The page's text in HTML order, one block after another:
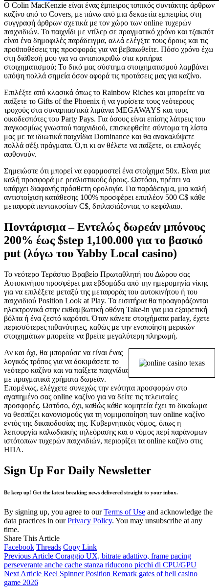
Ο Colin MacKenzie είναι ένας έμπειρος τοπικός συντάκτης άρθρων
καζίνο από το Covers, με πάνω από μια δεκαετία εμπειρίας στη
συγγραφή άρθρων σχετικά με τον χώρο των online τυχερών
παιχνιδιών. Το παιχνίδι με ντίλερ σε πραγματικό χρόνο και τζακπότ
είναι ένα δημοφιλές παράδειγμα, αλλά ελέγξτε τους όρους και τις
προϋποθέσεις της προσφοράς για να βεβαιωθείτε. Πόσο χρόνο έχω
στη διάθεσή μου για να ανταποκριθώ στα κριτήρια
στοιχηματισμού; Το δικό μας σύστημα στοιχηματισμού λαμβάνει
υπόψη πολλά σημεία όσον αφορά τις προτάσεις μας για καζίνο.
Επιλέξτε από κλασικά όπως το Rainbow Riches και μπορείτε να
παίξετε το Gifts of the Phoenix ή να γυρίσετε τους νεότερους
τροχούς στα συναρπαστικά λιμάνια MEGAWAYS και τους
οικοδεσπότες του Party Pays. Για όσους είναι επίσης λάτρεις του
παγκοσμίως γνωστού παιχνιδιού, επισκεφθείτε σύντομα τη λίστα
μας με τα ιδιωτικά παιχνίδια Dominance και θα ανακαλύψετε
πολλά σέξι πράγματα. Ό,τι κι αν θέλετε να παίξετε, οι επιλογές
αφθονούν.
Σημειώστε ότι μπορεί να εφαρμοστεί ένα στοίχημα 50x. Είναι μια
καλή προσφορά με ρεαλιστικούς όρους. Ωστόσο, πρέπει να
υπάρχει διαφανής πρόσθετη ορολογία. Για παράδειγμα, μια καλή
αντιστοίχιση κατάθεσης 100% προσφέρει επιπλέον 500 C$ κάθε
μεταφορά πεντακοσίων C$, διπλασιάζοντας το κεφάλαιο.
Ποντάρισμα – Εντελώς δωρεάν μπόνους
200% έως $step 1,100.000 για το βασικό
put (λόγω του Yabby Local casino)
Το νεότερο Τεράστιο Βραβείο Πρωταθλητή του Δώρου σας
Αυτοκινήτου προσφέρει μια εβδομάδα από την ημερομηνία νίκης
για να επιλέξετε μεταξύ της μεταφοράς του αυτοκινήτου ή του
παιχνιδιού Position Look at Play. Τα εισιτήρια θα προαγοράζονται
ηλεκτρονικά στην εκθαμβωτική οθόνη Take-in για μια εξαιρετική
βόλτα ή ένα ζεστό καρότσι. Όταν κάνετε στοιχήματα parlay, έχετε
περισσότερες πιθανότητες, καθώς με την ενοποίηση μερικών
στοιχημάτων μπορείτε να βρείτε μεγαλύτερη πληρωμή.
Αν και όχι, θα μπορούσε να είναι ένας
λογικός τρόπος για να δοκιμάσετε το
νεότερο καζίνο και να παίξετε παιχνίδια
με πραγματικά χρήματα δωρεάν.
Επομένως, ελέγχετε συνεχώς την ενότητα προσφορών στο
αγαπημένο σας online καζίνο για να δείτε τις τελευταίες
προσφορές. Ωστόσο, όχι, καθώς κάθε κομητεία έχει το δικαίωμα
να θεσπίζει κανονισμούς για τη νομιμοποίηση των online καζίνο
εντός της δικαιοδοσίας της. Κυβερνητικός νόμος, όπως η
λειτουργία καλωδιακής τηλεόρασης και ο νόμος περί παράνομων
ιστότοπων τυχερών παιχνιδιών, περιορίζει τα online καζίνο στις
ΗΠΑ.
Sign Up For Daily Newsletter
Be keep up! Get the latest breaking news delivered straight to your inbox.
By signing up, you agree to ourTerms of Use and acknowledge the
data practices in ourPrivacy Policy. You may unsubscribe at any
time.
Share This Article
Facebook Threads Copy Link
Previous Article Coraggio UX, bitrate adattivo, frame pacing
perseverante anche cache stanza riducono picchi di CPU/GPU
Next Article Reel Spinner Position Remark gates of hell casino
game 2026